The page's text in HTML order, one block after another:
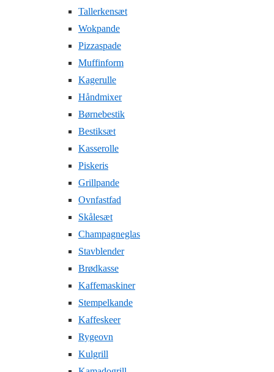
Tallerkensæt
Wokpande
Pizzaspade
Muffinform
Kagerulle
Håndmixer
Børnebestik
Bestiksæt
Kasserolle
Piskeris
Grillpande
Ovnfastfad
Skålesæt
Champagneglas
Stavblender
Brødkasse
Kaffemaskiner
Stempelkande
Kaffeskeer
Rygeovn
Kulgrill